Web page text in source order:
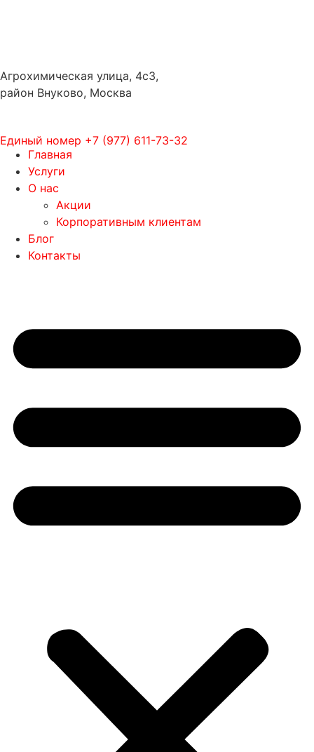
Агрохимическая улица, 4с3,
район Внуково, Москва
Единый номер +7 (977) 611-73-32
Главная
Услуги
О нас
Акции
Корпоративным клиентам
Блог
Контакты